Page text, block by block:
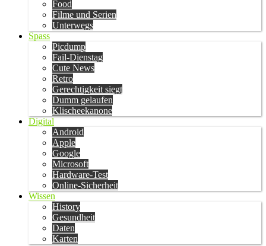
Food
Filme und Serien
Unterwegs
Spass
Picdump
Fail-Dienstag
Cute News
Retro
Gerechtigkeit siegt
Dumm gelaufen
Klischeekanone
Digital
Android
Apple
Google
Microsoft
Hardware-Test
Online-Sicherheit
Wissen
History
Gesundheit
Daten
Karten